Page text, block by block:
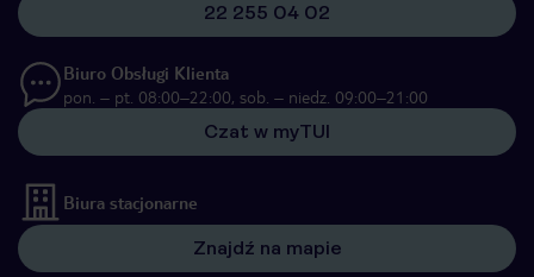
22 255 04 02
Biuro Obsługi Klienta
pon. – pt. 08:00–22:00, sob. – niedz. 09:00–21:00
Czat w myTUI
Biura stacjonarne
Znajdź na mapie